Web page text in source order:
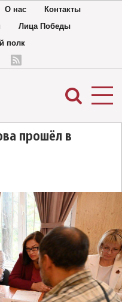
О нас
Контакты
Лица Победы
полк
прошёл в